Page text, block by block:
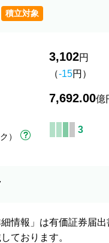
積立対象
3,102円
（-15円）
7,692.00億
）
3
情報」は有価証券届
ております。